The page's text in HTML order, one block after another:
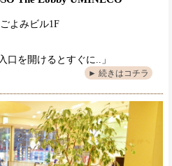
よみビル1F
口を開けるとすぐに..」
► 続きはコチラ